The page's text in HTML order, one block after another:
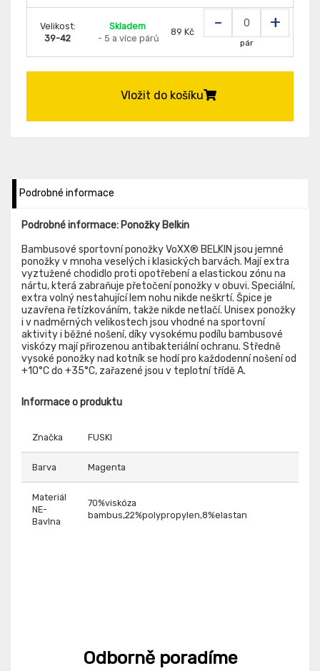
Velikost:
39-42
Skladem
- 5 a více párů
89 Kč - +
pár
Vložit do košíku
Podrobné informace
Podrobné informace: Ponožky Belkin
Bambusové sportovní ponožky VoXX® BELKIN jsou jemné
ponožky v mnoha veselých i klasických barvách. Mají extra
vyztužené chodidlo proti opotřebení a elastickou zónu na
nártu, která zabraňuje přetočení ponožky v obuvi. Speciální,
extra volný nestahující lem nohu nikde neškrtí. Špice je
uzavřena řetízkováním, takže nikde netlačí. Unisex ponožky
i v nadměrných velikostech jsou vhodné na sportovní
aktivity i běžné nošení, díky vysokému podílu bambusové
viskózy mají přirozenou antibakteriální ochranu. Středně
vysoké ponožky nad kotník se hodí pro každodenní nošení od
+10°C do +35°C, zařazené jsou v teplotní třídě A.
Informace o produktu
Značka FUSKI
Barva Magenta
Materiál
NE-
Bavlna
70%viskóza
bambus,22%polypropylen,8%elastan
Odborně poradíme